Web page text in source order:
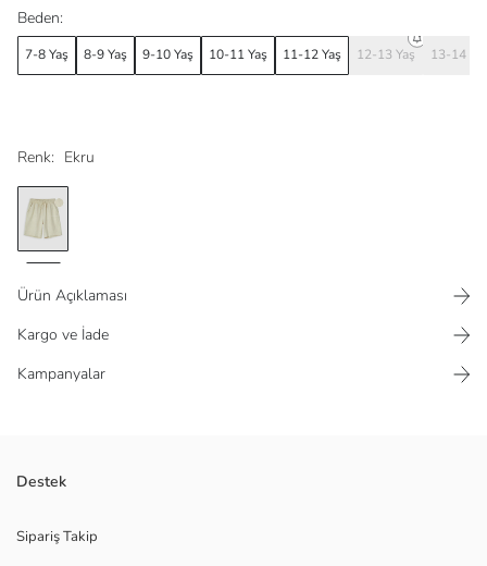
Renk: Ekru
Beden:
7-8 Yaş 8-9 Yaş 9-10 Yaş 10-11 Yaş 11-12 Yaş 12-13 Yaş 13-14
Ürün Açıklaması
Kargo ve İade
Kampanyalar
ayarlanabilir iplidir, yan cepleri bulunur.
Destek
Sipariş Takip